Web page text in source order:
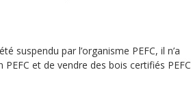
suspendu par l’organisme PEFC, il n’a
et de vendre des bois certifiés PEFC